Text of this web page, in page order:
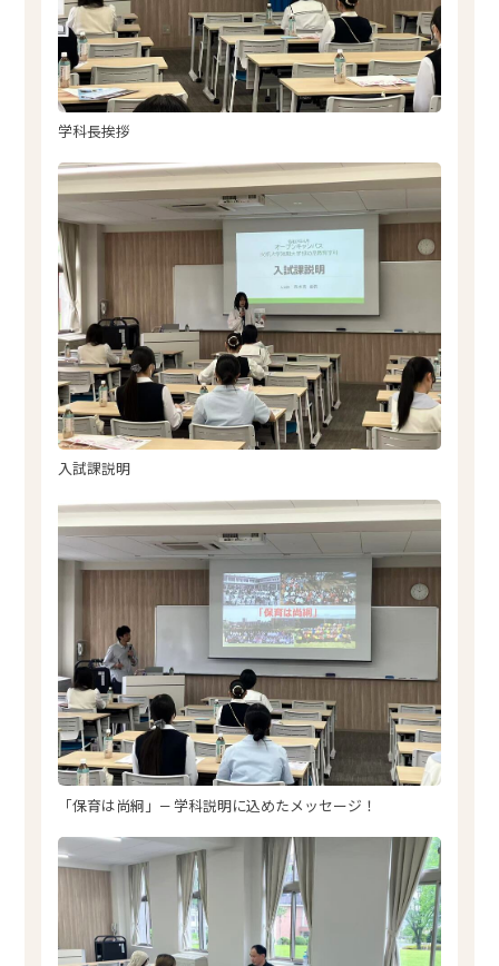
学科長挨拶
入試課説明
「保育は尚絅」— 学科説明に込めたメッセージ！